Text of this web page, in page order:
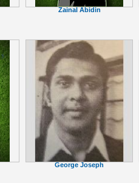
Zainal Abidin
George Joseph